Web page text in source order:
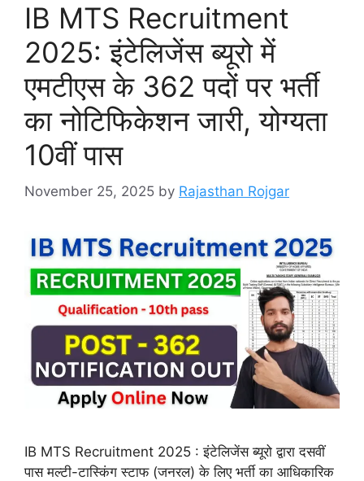
IB MTS Recruitment
2025: इंटेलिजेंस ब्यूरो में
एमटीएस के 362 पदों पर भर्ती
का नोटिफिकेशन जारी, योग्यता
10वीं पास
November 25, 2025 by Rajasthan Rojgar
IB MTS Recruitment 2025 : इंटेलिजेंस ब्यूरो द्वारा दसवीं
पास मल्टी-टास्किंग स्टाफ (जनरल) के लिए भर्ती का आधिकारिक